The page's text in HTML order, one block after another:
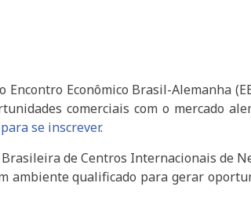
Econômico Brasil-Alemanha
comerciais com o mercado
se inscrever.
de Centros Internacionais de
qualificado para gerar